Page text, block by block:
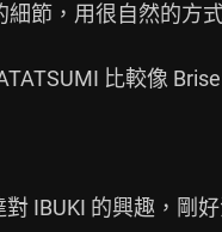
節，用很自然的方
比較像
IBUKI 的興趣，剛